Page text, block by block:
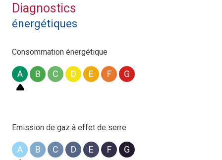
Diagnostics
énergétiques
Consommation énergétique
A B C D E F G
Emission de gaz à effet de serre
A B C D E F G